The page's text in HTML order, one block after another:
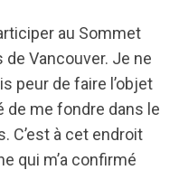
au Sommet
Vancouver. Je ne
peur de faire l’objet
de me fondre dans le
C’est à cet endroit
qui m’a confirmé